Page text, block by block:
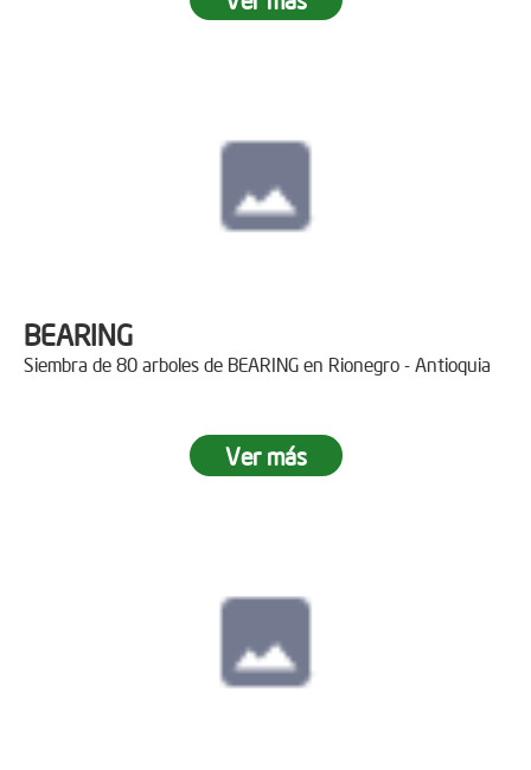
BEARING
Siembra de 80 arboles de BEARING en Rionegro - Antioquia
Ver más